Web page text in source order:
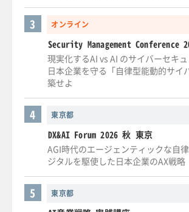
オンライン
3
Security Management Conference
現実化するAI vs AI のサイバーセキ
日本企業を守る「自律型能動的サイ
築せよ
東京都
4
DX&AI Forum 2026 秋 東京
AGI時代のエージェンティックな自
ジタルを駆使した日本企業のAX戦略
東京都
5